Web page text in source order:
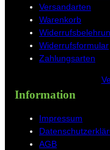
Versandarten
Warenkorb
Widerrufsformular
Zahlungsarten
Information
Impressum
AGB